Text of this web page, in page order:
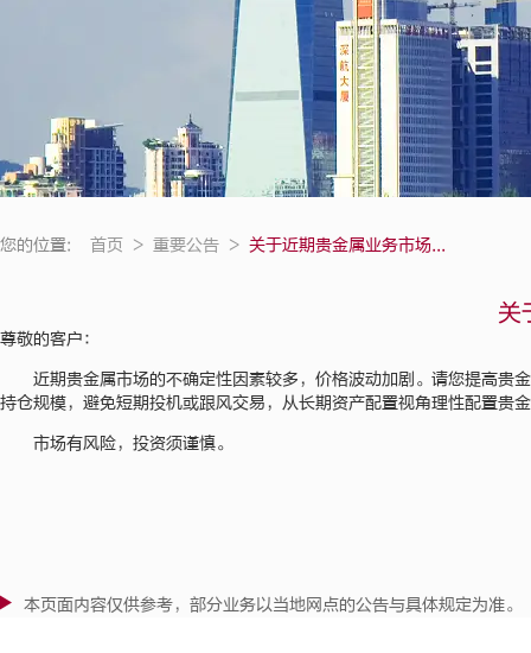
您的位置: 首页 > 重要公告 > 关于近期贵金属业务市场...
关
尊敬的客户：
近期贵金属市场的不确定性因素较多，价格波动加剧。请您提高贵
持仓规模，避免短期投机或跟风交易，从长期资产配置视角理性配置贵
市场有风险，投资须谨慎。
本页面内容仅供参考，部分业务以当地网点的公告与具体规定为准。